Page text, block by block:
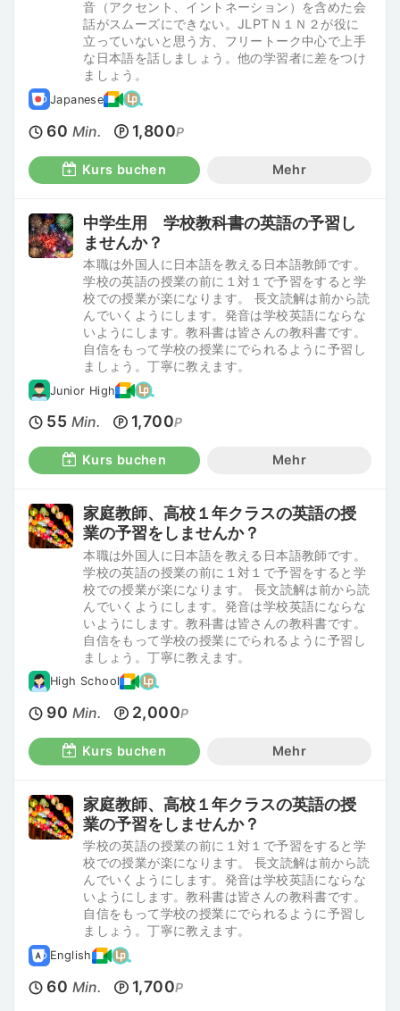
音（アクセント、イントネーション）を含めた会
話がスムーズにできない。JLPTＮ１Ｎ２が役に
立っていないと思う方、フリートーク中心で上手
な日本語を話しましょう。他の学習者に差をつけ
ましょう。
Japanese
60 Min. 1,800P
Kurs buchen Mehr
中学生用 学校教科書の英語の予習し
ませんか？
本職は外国人に日本語を教える日本語教師です。
学校の英語の授業の前に１対１で予習をすると学
校での授業が楽になります。 長文読解は前から読
んでいくようにします。発音は学校英語にならな
いようにします。教科書は皆さんの教科書です。
自信をもって学校の授業にでられるように予習し
ましょう。丁寧に教えます。
Junior High
55 Min. 1,700P
Kurs buchen Mehr
家庭教師、高校１年クラスの英語の授
業の予習をしませんか？
本職は外国人に日本語を教える日本語教師です。
学校の英語の授業の前に１対１で予習をすると学
校での授業が楽になります。 長文読解は前から読
んでいくようにします。発音は学校英語にならな
いようにします。教科書は皆さんの教科書です。
自信をもって学校の授業にでられるように予習し
ましょう。丁寧に教えます。
High School
90 Min. 2,000P
Kurs buchen Mehr
家庭教師、高校１年クラスの英語の授
業の予習をしませんか？
学校の英語の授業の前に１対１で予習をすると学
校での授業が楽になります。 長文読解は前から読
んでいくようにします。発音は学校英語にならな
いようにします。教科書は皆さんの教科書です。
自信をもって学校の授業にでられるように予習し
ましょう。丁寧に教えます。
English
60 Min. 1,700P